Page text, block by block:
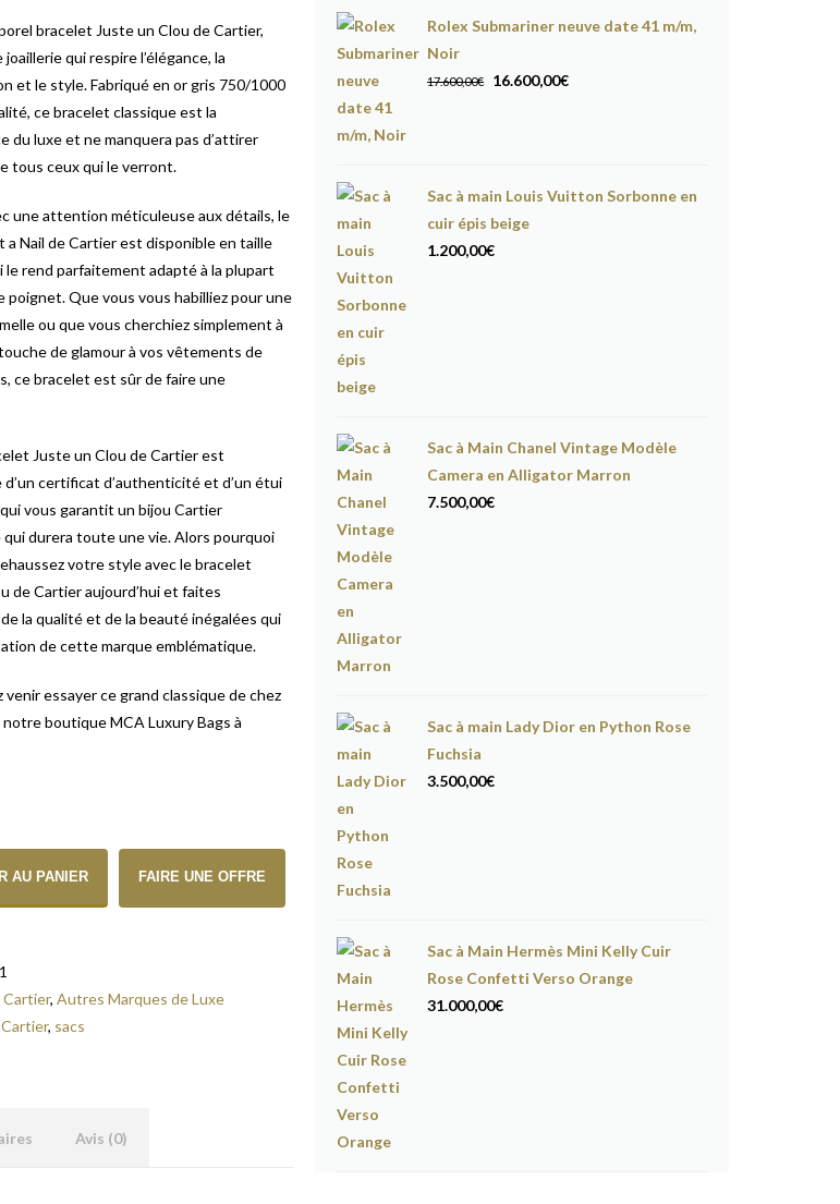
bracelet Juste un Clou de Cartier,
qui respire l’élégance, la
et le style. Fabriqué en or gris 750/1000
ce bracelet classique est la
du luxe et ne manquera pas d’attirer
tous ceux qui le verront.
une attention méticuleuse aux détails, le
a Nail de Cartier est disponible en taille
le rend parfaitement adapté à la plupart
poignet. Que vous vous habilliez pour une
ou que vous cherchiez simplement à
de glamour à vos vêtements de
ce bracelet est sûr de faire une
Juste un Clou de Cartier est
d’un certificat d’authenticité et d’un étui
qui vous garantit un bijou Cartier
durera toute une vie. Alors pourquoi
votre style avec le bracelet
de Cartier aujourd’hui et faites
de la qualité et de la beauté inégalées qui
de cette marque emblématique.
venir essayer ce grand classique de chez
boutique MCA Luxury Bags à
AU PANIER FAIRE UNE OFFRE
Cartier,Autres Marques de Luxe
Cartier, sacs
Avis (0)
Rolex Submariner neuve date 41 m/m,
Noir
17.600,00€
Le
17.600,00€.
16.600,00€Le
16.600,00€.
Sac à main Louis Vuitton Sorbonne en
cuir épis beige
1.200,00€
Sac à Main Chanel Vintage Modèle
Camera en Alligator Marron
7.500,00€
Sac à main Lady Dior en Python Rose
Fuchsia
3.500,00€
Sac à Main Hermès Mini Kelly Cuir
Rose Confetti Verso Orange
31.000,00€